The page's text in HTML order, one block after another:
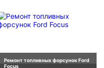
Ремонт топливных форсунок Ford
Focus